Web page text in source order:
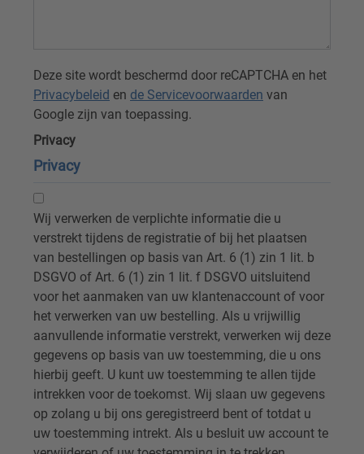
Deze site wordt beschermd door reCAPTCHA en het
Privacybeleid en de Servicevoorwaarden van
Google zijn van toepassing.
Privacy
Privacy
Wij verwerken de verplichte informatie die u
verstrekt tijdens de registratie of bij het plaatsen
van bestellingen op basis van Art. 6 (1) zin 1 lit. b
DSGVO of Art. 6 (1) zin 1 lit. f DSGVO uitsluitend
voor het aanmaken van uw klantenaccount of voor
het verwerken van uw bestelling. Als u vrijwillig
aanvullende informatie verstrekt, verwerken wij deze
gegevens op basis van uw toestemming, die u ons
hierbij geeft. U kunt uw toestemming te allen tijde
intrekken voor de toekomst. Wij slaan uw gegevens
op zolang u bij ons geregistreerd bent of totdat u
uw toestemming intrekt. Als u besluit uw account te